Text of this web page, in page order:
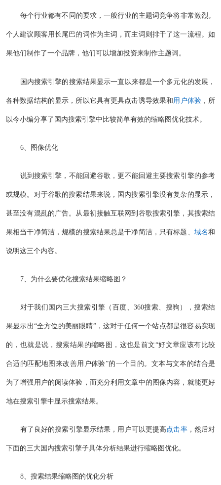
每个行业都有不同的要求，一般行业的主题词竞争将非常激烈。
个人建议顾客用长尾巴的词作为主词，而主词则排干了这一流程。如
果他们制作了一个品牌，他们可以增加投资来制作主题词。
国内搜索引擎的搜索结果显示一直以来都是一个多元化的发展，
各种数据结构的显示，所以它具有更具点击诱导效果和用户体验，所
以今小编分享了国内搜索引擎中比较简单有效的缩略图优化技术。
6、图像优化
说到搜索引擎，不能回避谷歌，更不能回避主要搜索引擎的参考
或规模。对于谷歌的搜索结果来说，国内搜索引擎没有复杂的显示，
甚至没有混乱的广告。从最初接触互联网到谷歌搜索引擎，其搜索结
果相当干净简洁，规模的搜索结果总是干净简洁，只有标题、 域名和
说明这三个内容。
7、为什么要优化搜索结果缩略图？
对于我们国内三大搜索引擎（百度、360搜索、搜狗），搜索结
果显示出“全方位的美丽眼睛”，这对于任何一个站点都是很容易实现
的，也就是说，搜索结果的缩略图，这也是前文“好文章应该有比较
合适的匹配地图来改善用户体验”的一个目的。文本与文本的结合是
为了增强用户的阅读体验，而充分利用文章中的图像内容，就能更好
地在搜索引擎中显示搜索结果。
有了良好的搜索引擎显示结果，用户可以更提高点击率，然后对
下面的三大国内搜索引擎子具体分析结果进行缩略图优化。
8、搜索结果缩略图的优化分析